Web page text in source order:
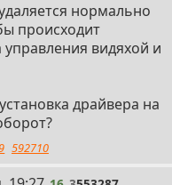
нормально
происходит
видяхой и
драйвера на
592710